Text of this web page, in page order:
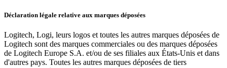
Déclaration légale relative aux marques déposées
Logitech, Logi, leurs logos et toutes les autres marques déposées de
Logitech sont des marques commerciales ou des marques déposées
de Logitech Europe S.A. et/ou de ses filiales aux États-Unis et dans
d'autres pays. Toutes les autres marques déposées de tiers